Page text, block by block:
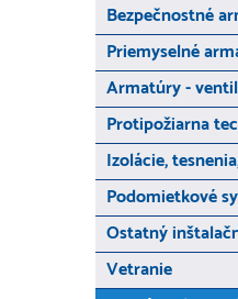
Bezpečnostné
Priemyselné
Armatúry -
Protipožiarna
Izolácie,
Podomietkové
Ostatný
Vetranie